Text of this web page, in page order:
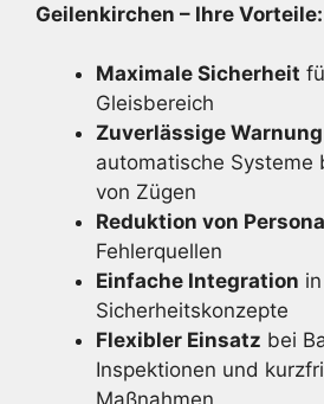
Geilenkirchen – Ihre Vorteile:
Maximale Sicherheit
Gleisbereich
Zuverlässige Warnung
automatische Systeme
von Zügen
Reduktion von
Fehlerquellen
Einfache Integration
Sicherheitskonzepte
Flexibler Einsatz bei
Inspektionen und
Maßnahmen